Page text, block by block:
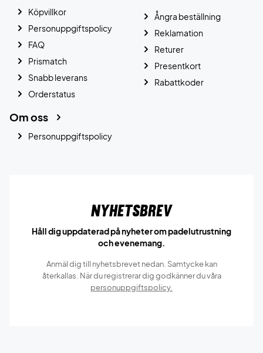
Köpvillkor
Personuppgiftspolicy
FAQ
Prismatch
Snabb leverans
Orderstatus
Ångra beställning
Reklamation
Returer
Presentkort
Rabattkoder
Om oss
Personuppgiftspolicy
Nyhetsbrev
Håll dig uppdaterad på nyheter om padelutrustning
och evenemang.
Anmäl dig till nyhetsbrevet nedan. Samtycke kan
återkallas. När du registrerar dig godkänner du våra
personuppgiftspolicy.